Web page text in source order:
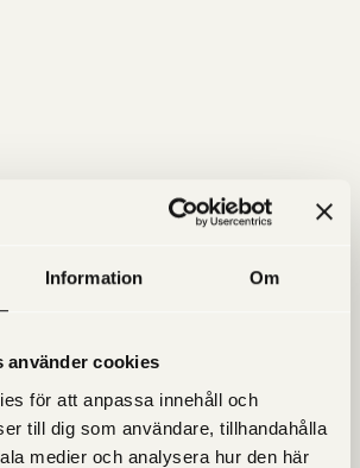
Information Om
använder cookies
för att anpassa innehåll och
till dig som användare, tillhandahålla
medier och analysera hur den här
på kartan